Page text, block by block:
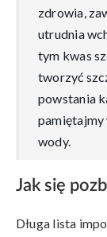
zdrowia,
utrudnia
tym kwas
tworzyć
powstania
pamiętajmy
wody.
Jak się
Długa lista